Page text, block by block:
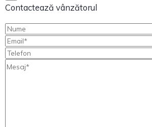
Contactează vânzătorul